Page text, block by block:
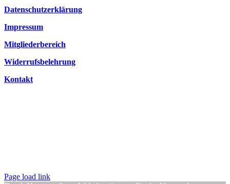
Datenschutzerklärung
Impressum
Mitgliederbereich
Widerrufsbelehrung
Kontakt
Page load link